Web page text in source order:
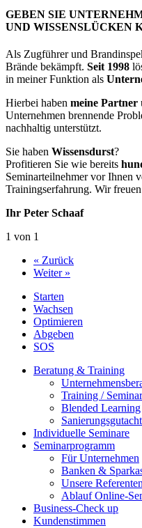
GEBEN SIE
UND WISSENSLÜCKEN
Als Zugführer und
Brände bekämpft. Seit 1998
in meiner Funktion als
Hierbei haben meine Partner
Unternehmen brennende
nachhaltig unterstützt.
Sie haben Wissensdurst?
Profitieren Sie wie bereits
Seminarteilnehmer vor Ihnen
Trainingserfahrung. Wir
Ihr Peter Schaaf
1 von 1
« Zurück
Weiter »
Starten
Wachsen
Optimieren
Abgeben
SOS
Beratung & Training
Training /
Blended Learning
Individuelle Seminare
Seminarprogramm
Für Unternehmen
Banken &
Unsere
Ablauf Online-
Business-Check up
Kundenstimmen